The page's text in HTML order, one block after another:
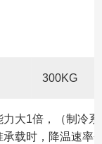
300KG
大1倍，（制冷
载时，降温速率